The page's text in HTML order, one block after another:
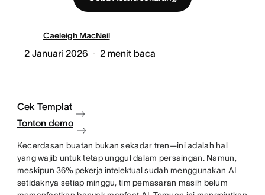
Caeleigh MacNeil
2 Januari 2026 2 menit baca
Cek Templat
Tonton demo
Kecerdasan buatan bukan sekadar tren—ini adalah hal
yang wajib untuk tetap unggul dalam persaingan. Namun,
meskipun36% pekerja intelektualsudah menggunakan AI
setidaknya setiap minggu, tim pemasaran masih belum